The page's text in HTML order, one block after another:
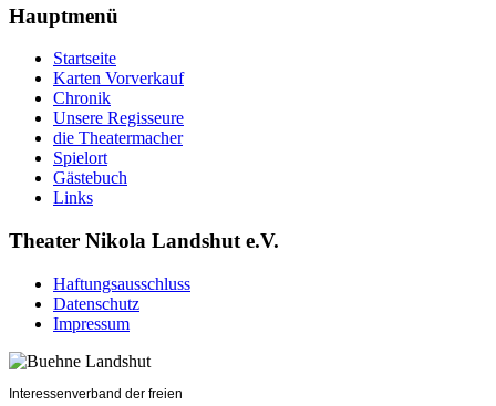
Hauptmenü
Startseite
Karten Vorverkauf
Chronik
Unsere Regisseure
die Theatermacher
Spielort
Gästebuch
Links
Theater Nikola Landshut e.V.
Haftungsausschluss
Datenschutz
Impressum
Interessenverband der freien